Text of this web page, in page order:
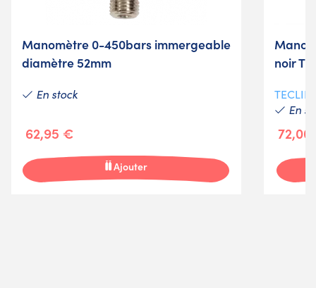
Manomètre 0-450bars immergeable
diamètre 52mm
En stock
62,95 €
Ajouter
noir
En